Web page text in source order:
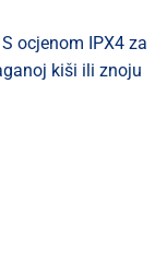
ocjenom IPX4 za
kiši ili znoju